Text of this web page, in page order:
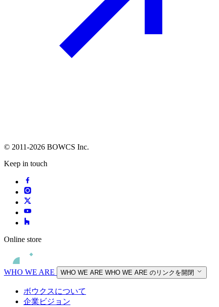
© 2011-2026 BOWCS Inc.
Keep in touch
Online store
WHO WE ARE WHO WE ARE WHO WE ARE のリンクを開閉
ボウクスについて
企業ビジョン